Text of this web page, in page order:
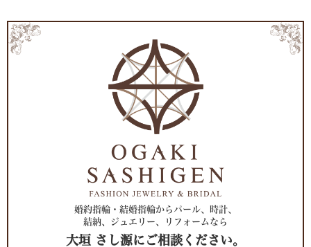
婚約指輪・結婚指輪からパール、時計、
結納、ジュエリー、リフォームなら
大垣 さし源にご相談ください。